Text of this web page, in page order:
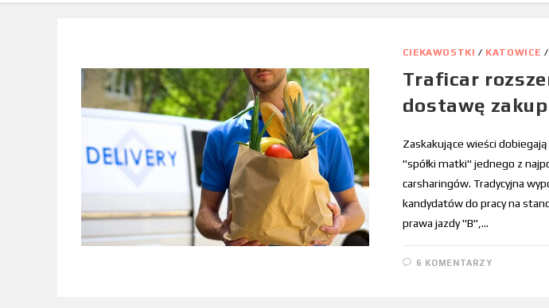
CIEKAWOSTKI / KATOWICE /
Traficar
dostawę
Zaskakujące wieści
"spółki matki" jednego z
carsharingów. Tradycyjna
kandydatów do pracy na
prawa jazdy "B",…
6 KOMENTARZY